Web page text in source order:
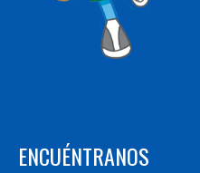
ENCUÉNTRANOS